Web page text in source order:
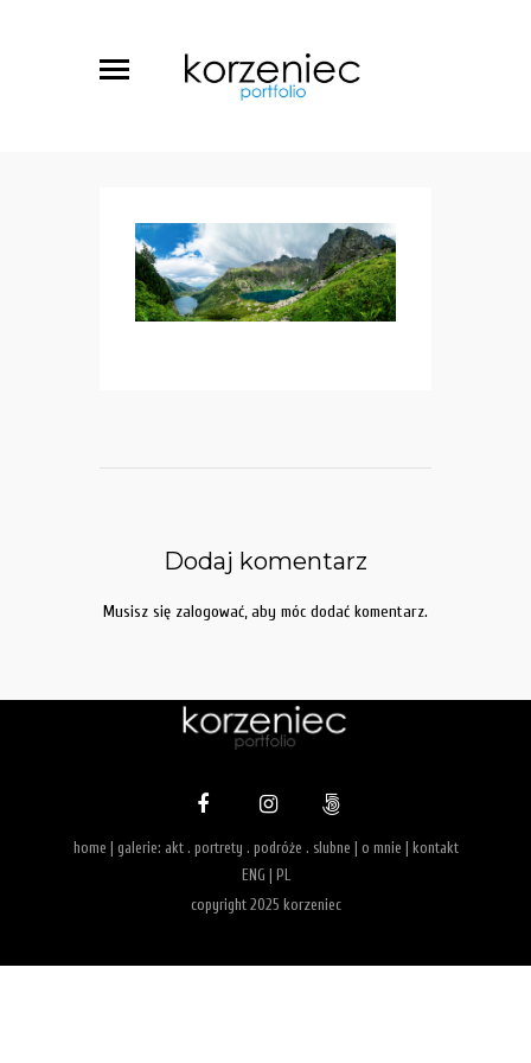
Dodaj komentarz
Musisz się zalogować, aby móc dodać komentarz.
home | galerie: akt. portrety . podróże . slubne o mnie
kontakt
ENG
PL
copyright 2025 korzeniec